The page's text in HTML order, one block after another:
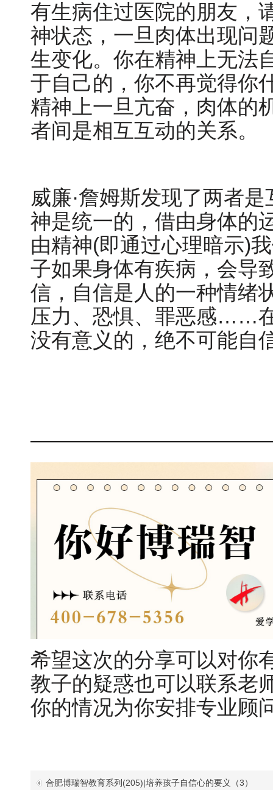
有生病住过医院的朋友，
神状态，一旦肉体出现问
生变化。你在精神上无法
于自己的，你不再觉得你
精神上一旦亢奋，肉体的
者间是相互互动的关系。
威廉·詹姆斯发现了两者
神是统一的，借由身体的
由精神(即通过心理暗示)
子如果身体有疾病，会导
信，自信是人的一种情绪
压力、恐惧、罪恶感……
没有意义的，绝不可能自
希望这次的分享可以对你
教子的疑惑也可以联系老
你的情况为你安排专业顾
合肥博瑞智教育系列(205)|培养孩子自信心的要义（3）